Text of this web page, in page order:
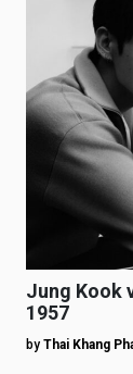
Jung Kook
1957
by Thai Khang